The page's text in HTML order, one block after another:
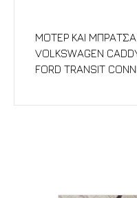
ΜΟΤΕΡ ΚΑΙ
VOLKSWAGEN
FORD TRANSIT